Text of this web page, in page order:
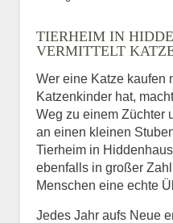
BILD
Vermisst seit
Ort des
TIERHEIM IN
VERMITTELT
Wer eine Katze kaufen
Katzenkinder hat,
Weg zu einem Züchter
an einen kleinen
Tierheim in
ebenfalls in großer
Menschen eine echte
Jedes Jahr aufs Neue